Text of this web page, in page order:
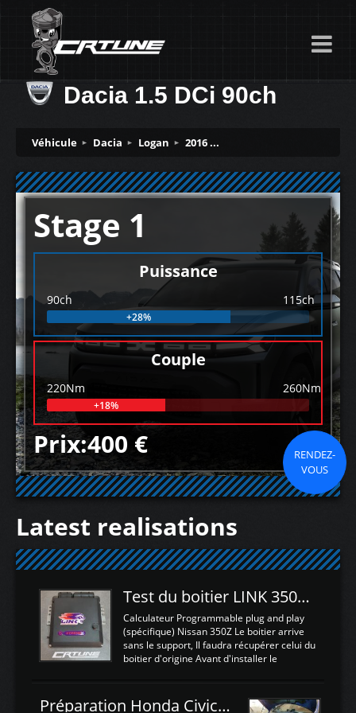
Dacia 1.5 DCi 90ch
Véhicule Dacia Logan 2016 ...
Stage 1
Puissance
90ch 115ch
+28%
Couple
220Nm 260Nm
+18%
Prix:400 €
RENDEZ-
VOUS
Latest realisations
Test du boitier LINK 350Z Plugin ECU
Calculateur Programmable plug and play
(spécifique) Nissan 350Z Le boitier arrive
sans le support, Il faudra récupérer celui du
boitier d'origine Avant d'installer le
d'envoyer l'information de la large bande
Préparation Honda Civic Type R FK2